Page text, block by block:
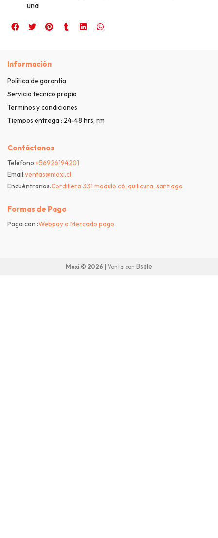
una
Información
Política de garantía
Servicio tecnico propio
Terminos y condiciones
Tiempos entrega : 24-48 hrs, rm
Contáctanos
Teléfono:+56926194201
Email:ventas@moxi.cl
Encuéntranos:Cordillera 331 modulo c6, quilicura, santiago
Formas de Pago
Paga con :Webpay o Mercado pago
Moxi © 2026 | Venta con Bsale